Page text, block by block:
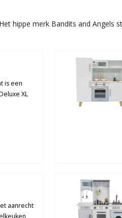
hippe merk Bandits and
is een
XL
aanrecht